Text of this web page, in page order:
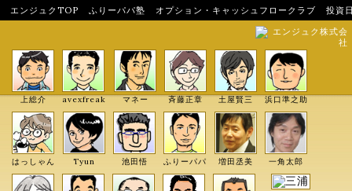
エンジュクTOP ふりーパパ塾 オプション・キャッシュフロークラブ
投資
エンジュク株式会
社
上総介 avexfreak マネー 斉藤正章 土屋賢三 浜口準之助
はっしゃん Tyun 池田悟 ふりーパパ 増田丞美 一角太郎